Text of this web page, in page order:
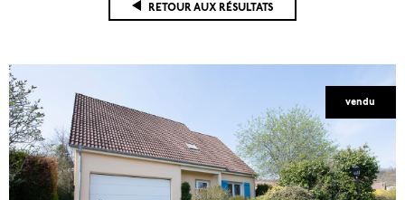
RETOUR AUX RÉSULTATS
vendu